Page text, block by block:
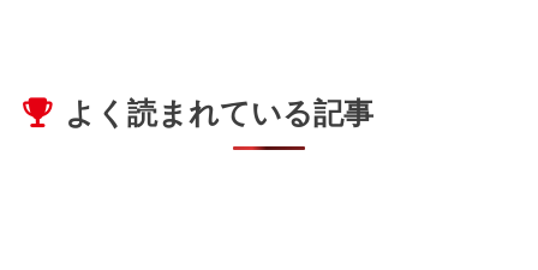
よく読まれている記事